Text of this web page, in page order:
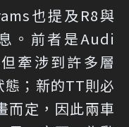
也提及R8與
。前者是Audi
牽涉到許多層
態；新的TT則必
而定，因此兩車